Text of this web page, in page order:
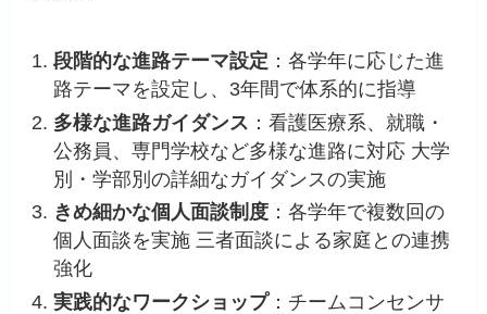
段階的な進路テーマ設定 ：各学年に応じた進
路テーマを設定し、3年間で体系的に指導
多様な進路ガイダンス ：看護医療系、就職・
公務員、専門学校など多様な進路に対応 大学
別・学部別の詳細なガイダンスの実施
きめ細かな個人面談制度 ：各学年で複数回の
個人面談を実施 三者面談による家庭との連携
強化
実践的なワークショップ：チームコンセンサ